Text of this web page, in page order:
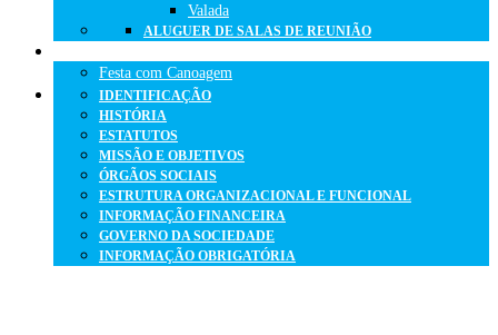
Valada
ALUGUER DE SALAS DE REUNIÃO
Festa com Canoagem
IDENTIFICAÇÃO
HISTÓRIA
ESTATUTOS
MISSÃO E OBJETIVOS
ÓRGÃOS SOCIAIS
ESTRUTURA ORGANIZACIONAL E FUNCIONAL
INFORMAÇÃO FINANCEIRA
GOVERNO DA SOCIEDADE
INFORMAÇÃO OBRIGATÓRIA